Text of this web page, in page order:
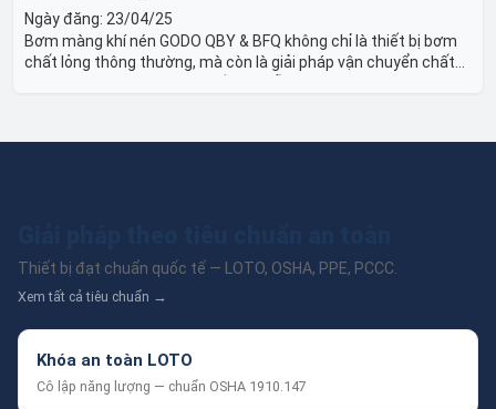
Ngày đăng: 23/04/25
Bơm màng khí nén GODO QBY & BFQ không chỉ là thiết bị bơm
chất lỏng thông thường, mà còn là giải pháp vận chuyển chất
Thiết bị đạt chuẩn quốc tế — LOTO, OSHA, PPE, PCCC.
Xem tất cả tiêu chuẩn →
Khóa an toàn LOTO
Cô lập năng lượng — chuẩn OSHA 1910.147